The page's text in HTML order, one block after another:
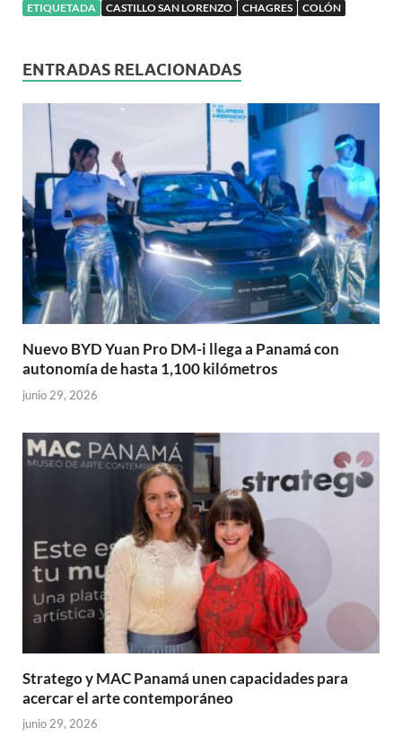
ETIQUETADA CASTILLO SAN LORENZO CHAGRES COLÓN
ENTRADAS RELACIONADAS
Nuevo BYD Yuan Pro DM-i llega a Panamá con
autonomía de hasta 1,100 kilómetros
junio 29, 2026
Stratego y MAC Panamá unen capacidades para
acercar el arte contemporáneo
junio 29, 2026